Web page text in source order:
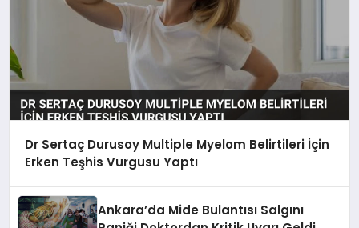
Dr Sertaç Durusoy Multiple Myelom Belirtileri İçin
Erken Teşhis Vurgusu Yaptı
Ankara’da Mide Bulantısı Salgını